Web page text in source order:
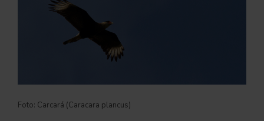
Foto: Carcará (Caracara plancus)